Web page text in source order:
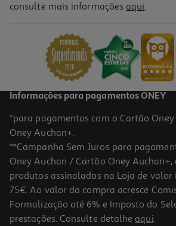
consulte mais informações aqui.
Informações para pagamentos ONEY
*para pagamentos com o Cartão
Oney Auchan+.
**Campanha Sem Juros para
Oney Auchan / Cartão Oney Auchan+,
produtos assinalados na Loja de
75€. Ao valor da compra acresce
Formalização até 6% e Imposto do
prestações. Consulte detalhe aqui.